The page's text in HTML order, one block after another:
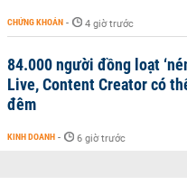
CHỨNG KHOÁN - 4 giờ trước
84.000 người đồng loạt
Live, Content Creator có
đêm
KINH DOANH - 6 giờ trước